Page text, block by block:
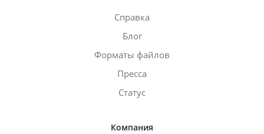
Справка
Блог
Форматы файлов
Пресса
Статус
Компания